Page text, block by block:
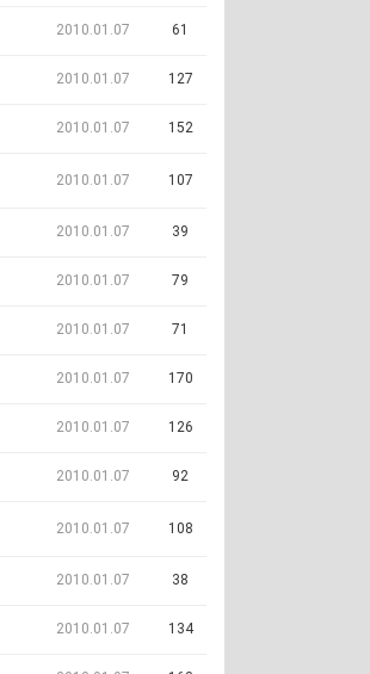
2010.01.07 61
2010.01.07 127
2010.01.07 152
2010.01.07 107
2010.01.07 39
2010.01.07 79
2010.01.07 71
2010.01.07 170
2010.01.07 126
2010.01.07 92
2010.01.07 108
2010.01.07 38
2010.01.07 134